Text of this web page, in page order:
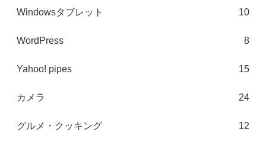
Windowsタブレット 10
WordPress 8
Yahoo! pipes 15
カメラ 24
グルメ・クッキング 12